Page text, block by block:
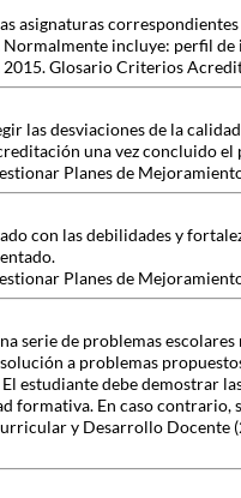
asignaturas
incluye: perfil
Glosario Criterios
las desviaciones de la
una vez concluido el
Planes de
con las debilidades y
Planes de
serie de problemas
a problemas
estudiante debe demostrar
formativa. En caso
y Desarrollo